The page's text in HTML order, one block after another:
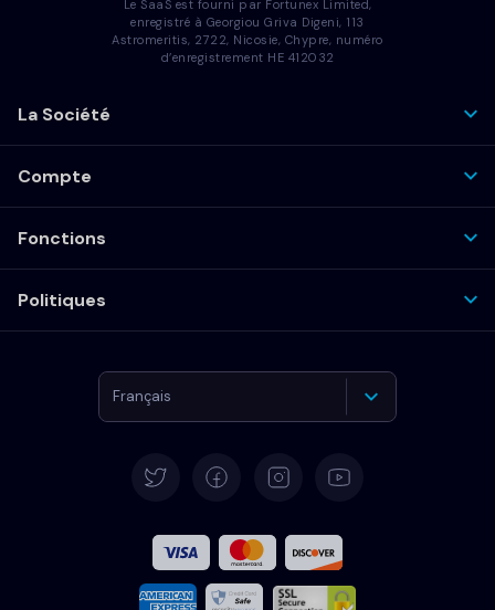
Le SaaS est fourni par Fortunex Limited,
enregistré à Georgiou Griva Digeni, 113
Astromeritis, 2722, Nicosie, Chypre, numéro
d’enregistrement HE 412032
La Société
Compte
Fonctions
Politiques
Français
Español